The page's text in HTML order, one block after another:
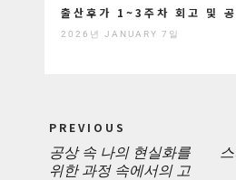
출산후가 1~3주차 회고 및
2026년 JANUARY 7일
navigation
PREVIOUS
PREVIOUS
공상 속 나의 현실화를
위한 과정 속에서의 고